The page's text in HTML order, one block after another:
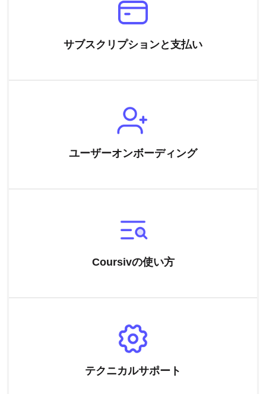
サブスクリプションと支払い
ユーザーオンボーディング
Coursivの使い方
テクニカルサポート